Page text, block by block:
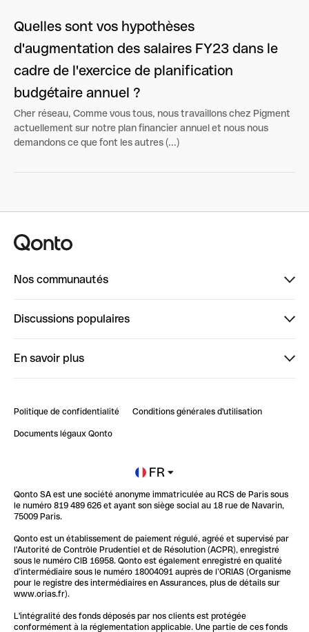
Quelles sont vos hypothèses
d'augmentation des salaires FY23 dans le
cadre de l'exercice de planification
budgétaire annuel ?
Cher réseau, Comme vous tous, nous travaillons chez Pigment
actuellement sur notre plan financier annuel et nous nous
demandons ce que font les autres (...)
Nos communautés
ClubQonto
Discussions populaires
Impact de l'IA sur les carrières/productivité
En savoir plus
Blog
Newsroom
Glossaire finance
Politique de confidentialité Conditions générales d'utilisation
Documents légaux Qonto
FR
Qonto SA est une société anonyme immatriculée au RCS de Paris sous
le numéro 819 489 626 et ayant son siège social au 18 rue de Navarin,
75009 Paris.
Qonto est un établissement de paiement régulé, agréé et supervisé par
l'Autorité de Contrôle Prudentiel et de Résolution (ACPR), enregistré
sous le numéro CIB 16958. Qonto est également enregistré en qualité
d’intermédiaire sous le numéro 18004091 auprès de l’ORIAS (Organisme
pour le registre des intermédiaires en Assurances, plus de détails sur
www.orias.fr).
L'intégralité des fonds déposés par nos clients est protégée
conformément à la réglementation applicable. Une partie de ces fonds